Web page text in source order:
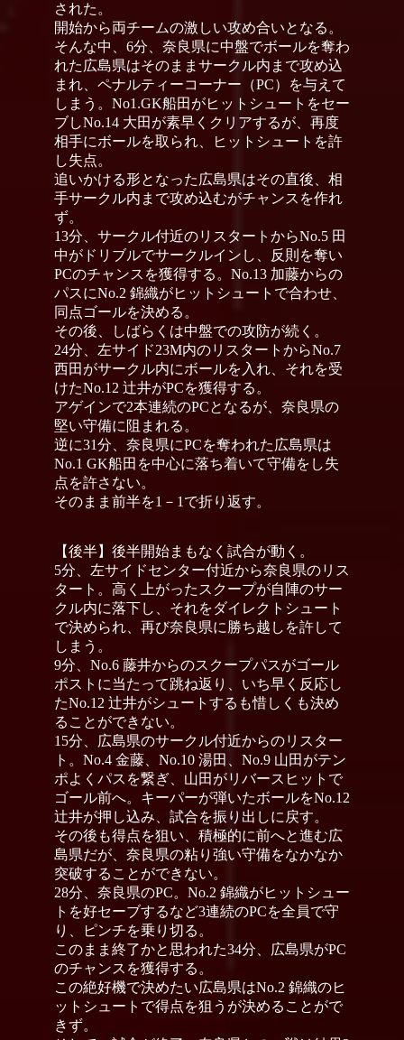
された。
開始から両チームの激しい攻め合いとなる。
そんな中、6分、奈良県に中盤でボールを奪わ
れた広島県はそのままサークル内まで攻め込
まれ、ペナルティーコーナー（PC）を与えて
しまう。No1.GK船田がヒットシュートをセー
ブしNo.14 大田が素早くクリアするが、再度
相手にボールを取られ、ヒットシュートを許
し失点。
追いかける形となった広島県はその直後、相
手サークル内まで攻め込むがチャンスを作れ
ず。
13分、サークル付近のリスタートからNo.5 田
中がドリブルでサークルインし、反則を奪い
PCのチャンスを獲得する。No.13 加藤からの
パスにNo.2 錦織がヒットシュートで合わせ、
同点ゴールを決める。
その後、しばらくは中盤での攻防が続く。
24分、左サイド23M内のリスタートからNo.7
西田がサークル内にボールを入れ、それを受
けたNo.12 辻井がPCを獲得する。
アゲインで2本連続のPCとなるが、奈良県の
堅い守備に阻まれる。
逆に31分、奈良県にPCを奪われた広島県は
No.1 GK船田を中心に落ち着いて守備をし失
点を許さない。
そのまま前半を1－1で折り返す。
【後半】後半開始まもなく試合が動く。
5分、左サイドセンター付近から奈良県のリス
タート。高く上がったスクープが自陣のサー
クル内に落下し、それをダイレクトシュート
で決められ、再び奈良県に勝ち越しを許して
しまう。
9分、No.6 藤井からのスクープパスがゴール
ポストに当たって跳ね返り、いち早く反応し
たNo.12 辻井がシュートするも惜しくも決め
ることができない。
15分、広島県のサークル付近からのリスター
ト。No.4 金藤、No.10 湯田、No.9 山田がテン
ポよくパスを繋ぎ、山田がリバースヒットで
ゴール前へ。キーパーが弾いたボールをNo.12
辻井が押し込み、試合を振り出しに戻す。
その後も得点を狙い、積極的に前へと進む広
島県だが、奈良県の粘り強い守備をなかなか
突破することができない。
28分、奈良県のPC。No.2 錦織がヒットシュー
トを好セーブするなど3連続のPCを全員で守
り、ピンチを乗り切る。
このまま終了かと思われた34分、広島県がPC
のチャンスを獲得する。
この絶好機で決めたい広島県はNo.2 錦織のヒ
ットシュートで得点を狙うが決めることがで
きず。